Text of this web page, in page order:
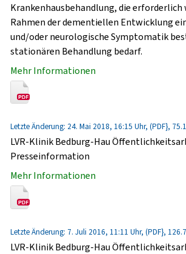
Krankenhausbehandlung, die erforderlich
Rahmen der dementiellen Entwicklung
und/oder neurologische Symptomatik
stationären Behandlung bedarf.
Mehr Informationen
Letzte Änderung: 24. Mai 2018, 16:15 Uhr, (PDF},
LVR-Klinik Bedburg-Hau
Presseinformation
Mehr Informationen
Letzte Änderung: 7. Juli 2016, 11:11 Uhr, (PDF},
LVR-Klinik Bedburg-Hau